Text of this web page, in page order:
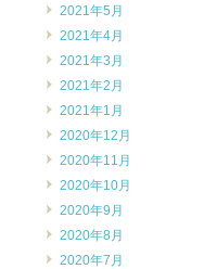
2021年5月
2021年4月
2021年3月
2021年2月
2021年1月
2020年12月
2020年11月
2020年10月
2020年9月
2020年8月
2020年7月